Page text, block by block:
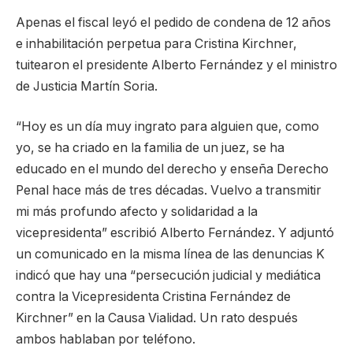
Apenas el fiscal leyó el pedido de condena de 12 años
e inhabilitación perpetua para Cristina Kirchner,
tuitearon el presidente Alberto Fernández y el ministro
de Justicia Martín Soria.
“Hoy es un día muy ingrato para alguien que, como
yo, se ha criado en la familia de un juez, se ha
educado en el mundo del derecho y enseña Derecho
Penal hace más de tres décadas. Vuelvo a transmitir
mi más profundo afecto y solidaridad a la
vicepresidenta” escribió Alberto Fernández. Y adjuntó
un comunicado en la misma línea de las denuncias K
indicó que hay una “persecución judicial y mediática
contra la Vicepresidenta Cristina Fernández de
Kirchner” en la Causa Vialidad. Un rato después
ambos hablaban por teléfono.